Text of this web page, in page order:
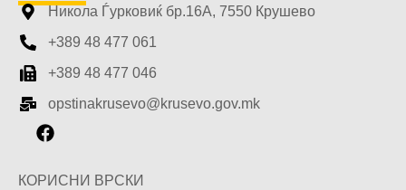
Никола Ѓурковиќ бр.16А, 7550 Крушево
+389 48 477 061
+389 48 477 046
opstinakrusevo@krusevo.gov.mk
КОРИСНИ ВРСКИ